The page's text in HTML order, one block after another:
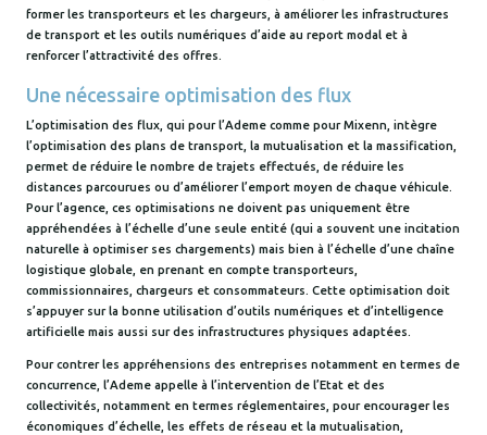
former les transporteurs et les chargeurs, à améliorer les infrastructures
de transport et les outils numériques d’aide au report modal et à
renforcer l’attractivité des offres.
Une nécessaire optimisation des flux
L’optimisation des flux, qui pour l’Ademe comme pour Mixenn, intègre
l’optimisation des plans de transport, la mutualisation et la massification,
permet de réduire le nombre de trajets effectués, de réduire les
distances parcourues ou d’améliorer l’emport moyen de chaque véhicule.
Pour l’agence, ces optimisations ne doivent pas uniquement être
appréhendées à l’échelle d’une seule entité (qui a souvent une incitation
naturelle à optimiser ses chargements) mais bien à l’échelle d’une chaîne
logistique globale, en prenant en compte transporteurs,
commissionnaires, chargeurs et consommateurs. Cette optimisation doit
s’appuyer sur la bonne utilisation d’outils numériques et d’intelligence
artificielle mais aussi sur des infrastructures physiques adaptées.
Pour contrer les appréhensions des entreprises notamment en termes de
concurrence, l’Ademe appelle à l’intervention de l’Etat et des
collectivités, notamment en termes réglementaires, pour encourager les
économiques d’échelle, les effets de réseau et la mutualisation,